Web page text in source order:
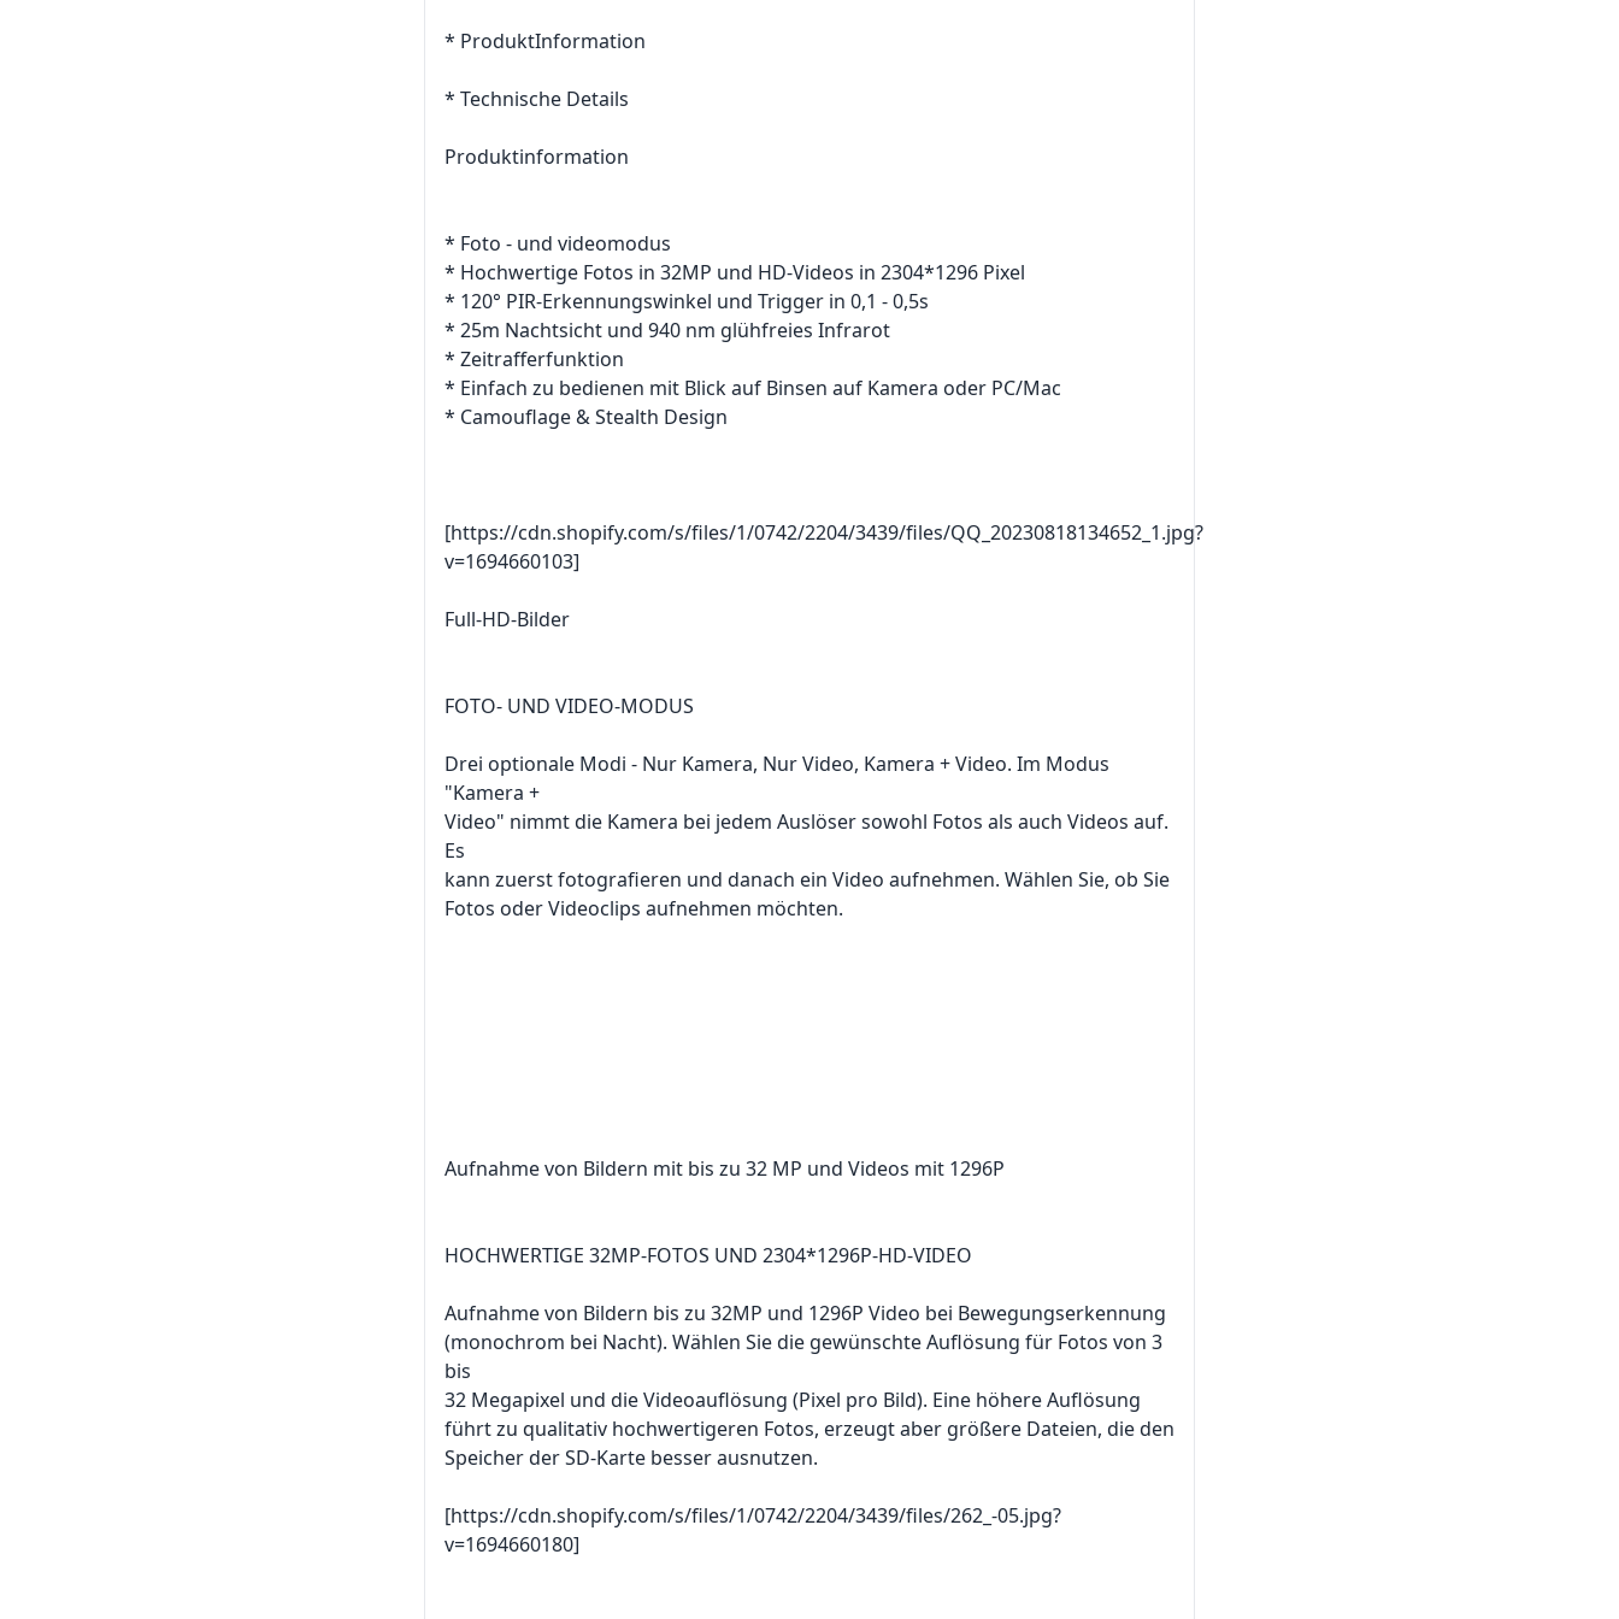
* ProduktInformation
* Technische Details
Produktinformation
* Foto - und videomodus
* Hochwertige Fotos in 32MP und HD-Videos in 2304*1296 Pixel
* 120° PIR-Erkennungswinkel und Trigger in 0,1 - 0,5s
* 25m Nachtsicht und 940 nm glühfreies Infrarot
* Zeitrafferfunktion
* Einfach zu bedienen mit Blick auf Binsen auf Kamera oder PC/Mac
* Camouflage & Stealth Design
[https://cdn.shopify.com/s/files/1/0742/2204/3439/files/QQ_20230818134652_1.jpg?
v=1694660103]
Full-HD-Bilder
FOTO- UND VIDEO-MODUS
Drei optionale Modi - Nur Kamera, Nur Video, Kamera + Video. Im Modus
"Kamera +
Video" nimmt die Kamera bei jedem Auslöser sowohl Fotos als auch Videos auf.
Es
kann zuerst fotografieren und danach ein Video aufnehmen. Wählen Sie, ob Sie
Fotos oder Videoclips aufnehmen möchten.
Aufnahme von Bildern mit bis zu 32 MP und Videos mit 1296P
HOCHWERTIGE 32MP-FOTOS UND 2304*1296P-HD-VIDEO
Aufnahme von Bildern bis zu 32MP und 1296P Video bei Bewegungserkennung
(monochrom bei Nacht). Wählen Sie die gewünschte Auflösung für Fotos von 3
bis
32 Megapixel und die Videoauflösung (Pixel pro Bild). Eine höhere Auflösung
führt zu qualitativ hochwertigeren Fotos, erzeugt aber größere Dateien, die den
Speicher der SD-Karte besser ausnutzen.
[https://cdn.shopify.com/s/files/1/0742/2204/3439/files/262_-05.jpg?
v=1694660180]